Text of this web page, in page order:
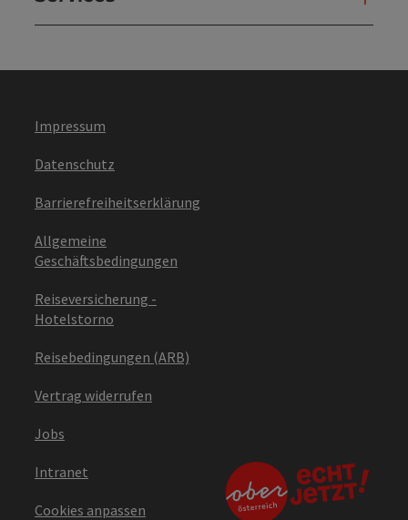
Impressum
Datenschutz
Barrierefreiheitserklärung
Allgemeine
Geschäftsbedingungen
Reiseversicherung -
Hotelstorno
Reisebedingungen (ARB)
Vertrag widerrufen
Jobs
Intranet
Cookies anpassen